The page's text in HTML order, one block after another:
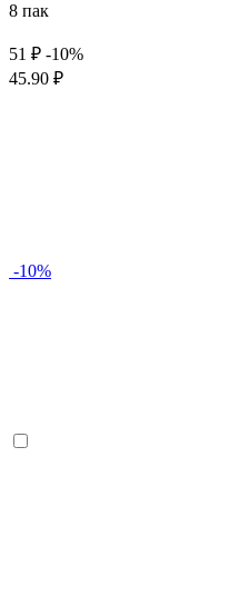
8 пак
51 ₽ -10%
45.90 ₽
-10%